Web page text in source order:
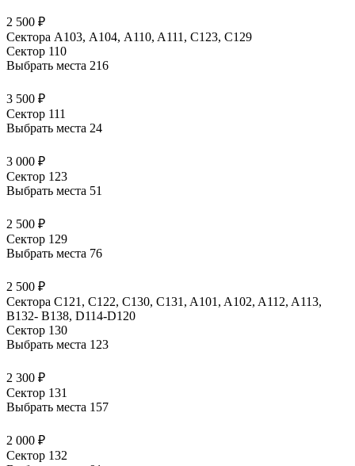
2 500 ₽
Сектора A103, А104, A110, A111, C123, C129
Сектор 110
Выбрать места 216
3 500 ₽
Сектор 111
Выбрать места 24
3 000 ₽
Сектор 123
Выбрать места 51
2 500 ₽
Сектор 129
Выбрать места 76
2 500 ₽
Сектора C121, C122, C130, C131, A101, A102, A112, A113,
B132- B138, D114-D120
Сектор 130
Выбрать места 123
2 300 ₽
Сектор 131
Выбрать места 157
2 000 ₽
Сектор 132